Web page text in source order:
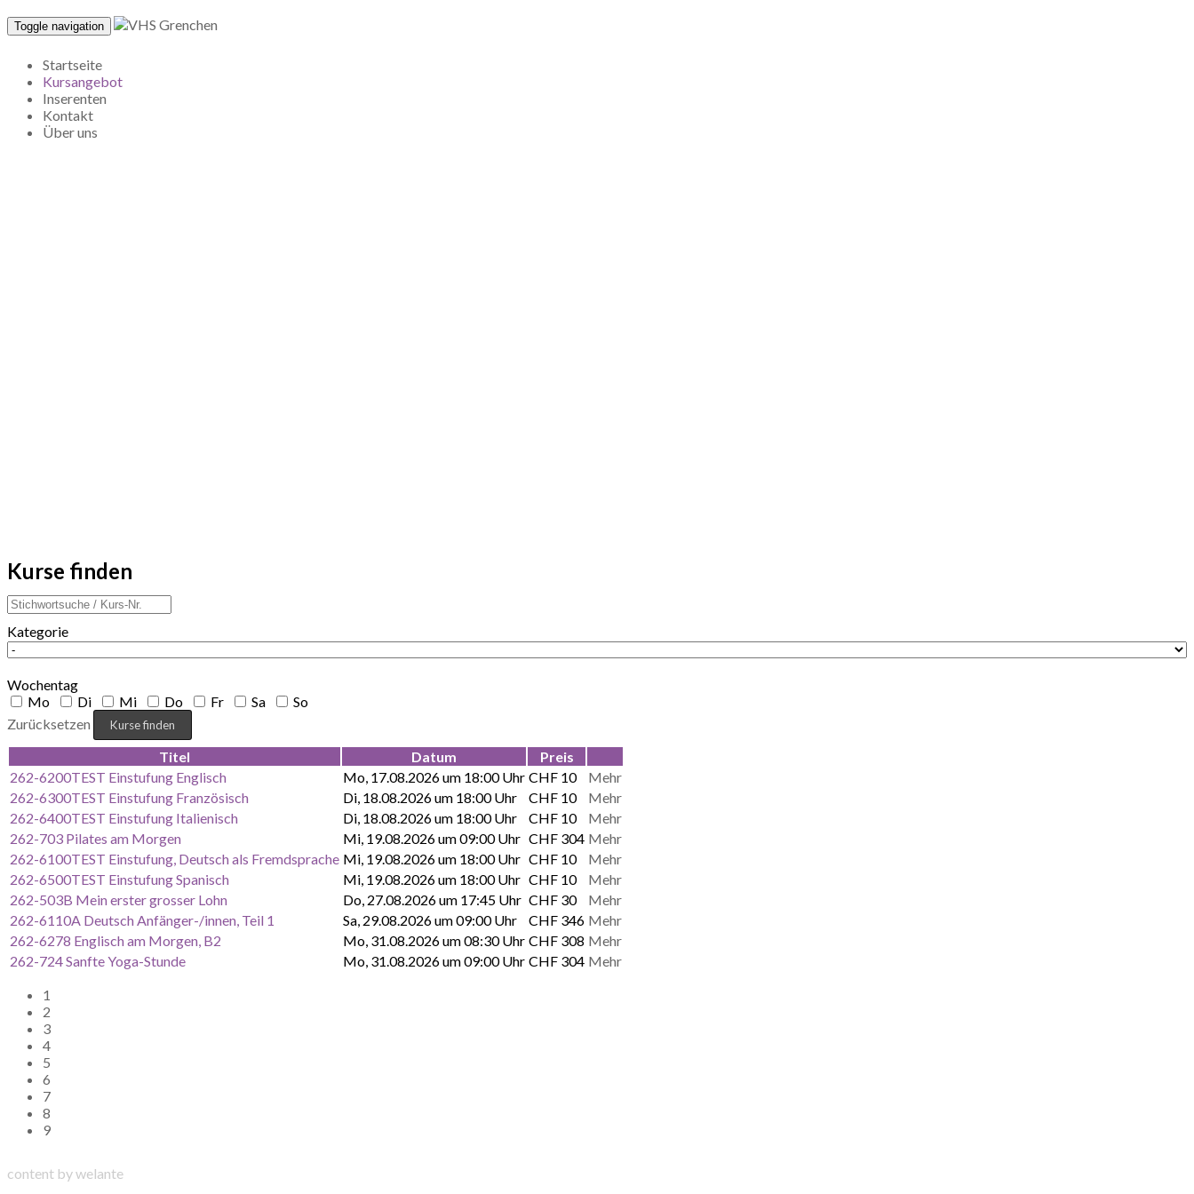
Toggle navigation
Startseite
Kursangebot
Inserenten
Kontakt
Über uns
Kurse finden
Kategorie
Wochentag
Mo
Di Mi Do Fr Sa
So
Zurücksetzen
Titel
Datum
Preis
262-6200TEST Einstufung Englisch
Mo, 17.08.2026 um 18:00 Uhr CHF 10
Mehr
262-6300TEST Einstufung Französisch
Di, 18.08.2026 um 18:00 Uhr CHF 10
Mehr
262-6400TEST Einstufung Italienisch
Di, 18.08.2026 um 18:00 Uhr CHF 10
Mehr
262-703 Pilates am Morgen
Mi, 19.08.2026 um 09:00 Uhr CHF 304 Mehr
262-6100TEST Einstufung, Deutsch als Fremdsprache Mi, 19.08.2026 um 18:00 Uhr CHF 10
Mehr
262-6500TEST Einstufung Spanisch
Mi, 19.08.2026 um 18:00 Uhr CHF 10
Mehr
262-503B Mein erster grosser Lohn
Do, 27.08.2026 um 17:45 Uhr CHF 30
Mehr
262-6110A Deutsch Anfänger-/innen, Teil 1
Sa, 29.08.2026 um 09:00 Uhr CHF 346 Mehr
262-6278 Englisch am Morgen, B2
Mo, 31.08.2026 um 08:30 Uhr CHF 308 Mehr
262-724 Sanfte Yoga-Stunde
Mo, 31.08.2026 um 09:00 Uhr CHF 304 Mehr
1
2
3
4
5
6
7
8
9
content by welante